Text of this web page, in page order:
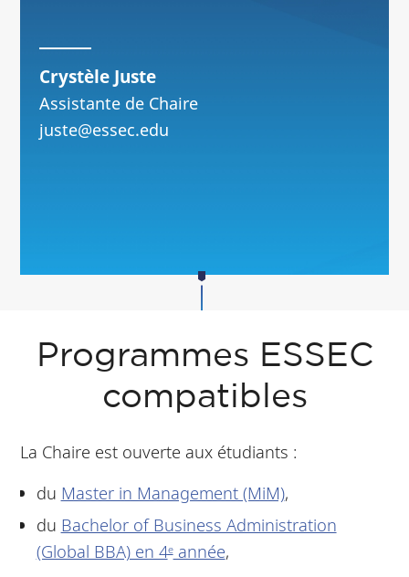
Crystèle Juste
Assistante de Chaire
juste@essec.edu
Programmes ESSEC
compatibles
La Chaire est ouverte aux étudiants :
du Master in Management (MiM),
du Bachelor of Business Administration
(Global BBA) en 4eannée,